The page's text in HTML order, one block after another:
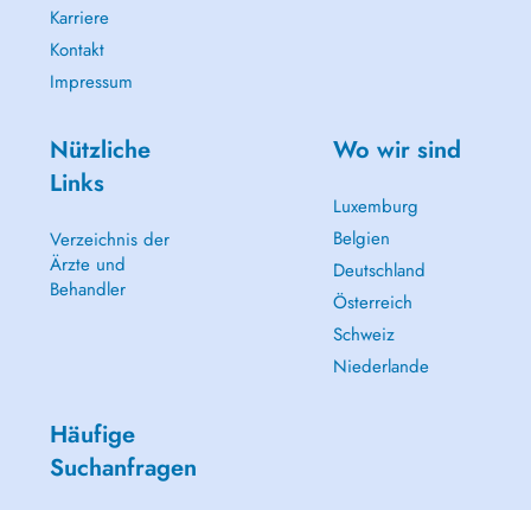
Karriere
Kontakt
Impressum
Nützliche
Links
Verzeichnis der
Ärzte und
Behandler
Wo wir sind
Luxemburg
Belgien
Deutschland
Österreich
Schweiz
Niederlande
Häufige
Suchanfragen